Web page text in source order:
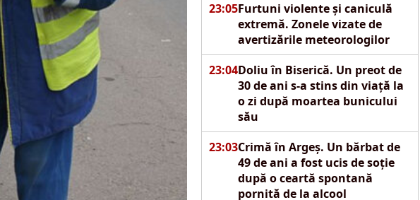
23:05Furtuni violente și caniculă
extremă. Zonele vizate de
avertizările meteorologilor
23:04Doliu în Biserică. Un preot de
30 de ani s-a stins din viață la
o zi după moartea bunicului
său
23:03Crimă în Argeș. Un bărbat de
49 de ani a fost ucis de soție
după o ceartă spontană
pornită de la alcool